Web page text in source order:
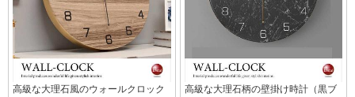
高級な大理石風のウォールクロック
高級な大理石柄の壁掛け時計（黒ブ